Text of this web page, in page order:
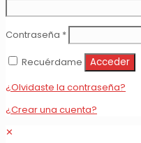
Contraseña *Obligatorio
Recuérdame
Acceder
¿Olvidaste la contraseña?
¿Crear una cuenta?
✕